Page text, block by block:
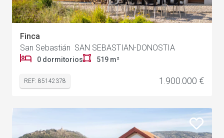
Finca
San Sebastián SAN SEBASTIAN-DONOSTIA
0 dormitorios 519 m²
REF: 85142378 1.900.000 €